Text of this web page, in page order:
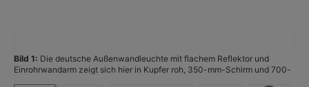
Bild 1: Die deutsche Außenwandleuchte mit flachem Reflektor und
Einrohrwandarm zeigt sich hier in Kupfer roh, 350-mm-Schirm und 700-